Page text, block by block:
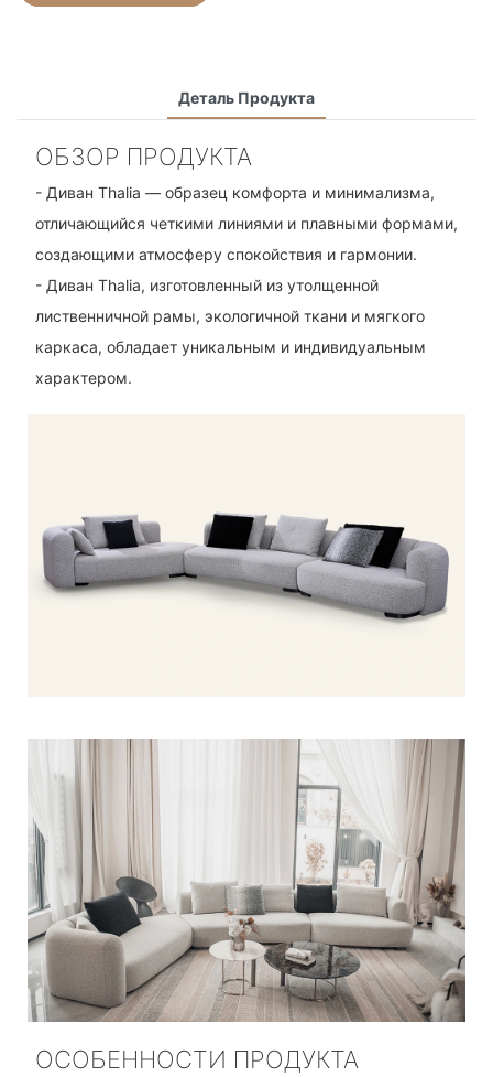
Деталь Продукта
ОБЗОР ПРОДУКТА
- Диван Thalia — образец комфорта и минимализма,
отличающийся четкими линиями и плавными формами,
создающими атмосферу спокойствия и гармонии.
- Диван Thalia, изготовленный из утолщенной
лиственничной рамы, экологичной ткани и мягкого
каркаса, обладает уникальным и индивидуальным
характером.
ОСОБЕННОСТИ ПРОДУКТА